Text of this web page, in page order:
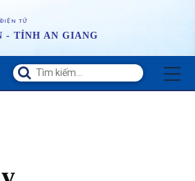
TỬ
- TỈNH AN GIANG